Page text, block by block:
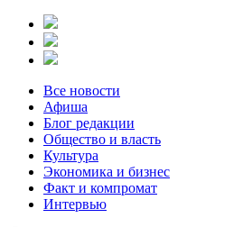
Все новости
Афиша
Блог редакции
Общество и власть
Культура
Экономика и бизнес
Факт и компромат
Интервью